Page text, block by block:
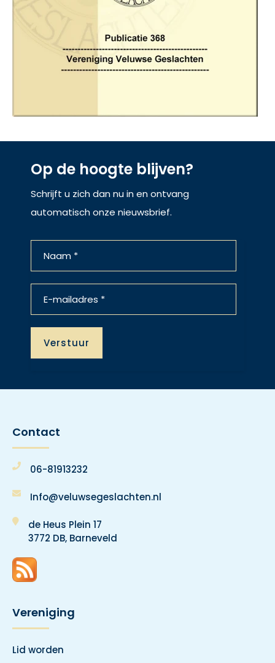
Op de hoogte blijven?
Schrijft u zich dan nu in en ontvang
automatisch onze nieuwsbrief.
Contact
06-81913232
Info@veluwsegeslachten.nl
de Heus Plein 17
3772 DB, Barneveld
Vereniging
Lid worden